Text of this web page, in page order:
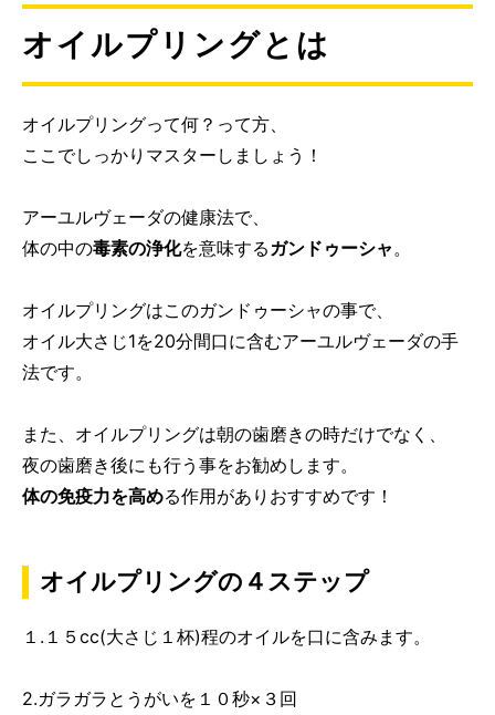
オイルプリングとは
オイルプリングって何？って方、
ここでしっかりマスターしましょう！
アーユルヴェーダの健康法で、
体の中の毒素の浄化を意味するガンドゥーシャ。
オイルプリングはこのガンドゥーシャの事で、
オイル大さじ1を20分間口に含むアーユルヴェーダの手
法です。
また、オイルプリングは朝の歯磨きの時だけでなく、
夜の歯磨き後にも行う事をお勧めします。
体の免疫力を高める作用がありおすすめです！
オイルプリングの４ステップ
１.１５cc(大さじ１杯)程のオイルを口に含みます。
2.ガラガラとうがいを１０秒×３回